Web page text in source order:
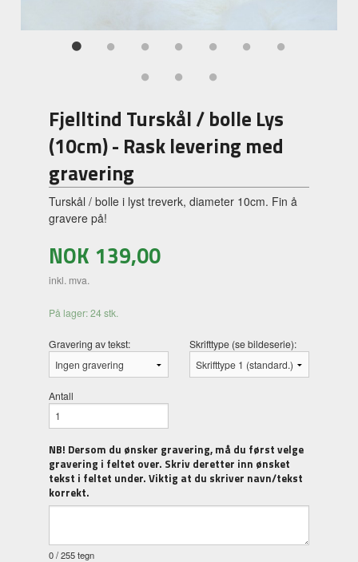
Fjelltind Turskål / bolle Lys
(10cm) - Rask levering med
gravering
Turskål / bolle i lyst treverk, diameter 10cm. Fin å
gravere på!
NOK 139,00
inkl. mva.
På lager: 24 stk.
Gravering av tekst: Skrifttype (se bildeserie):
Antall
NB! Dersom du ønsker gravering, må du først velge
gravering i feltet over. Skriv deretter inn ønsket
tekst i feltet under. Viktig at du skriver navn/tekst
korrekt.
0/ 255 tegn